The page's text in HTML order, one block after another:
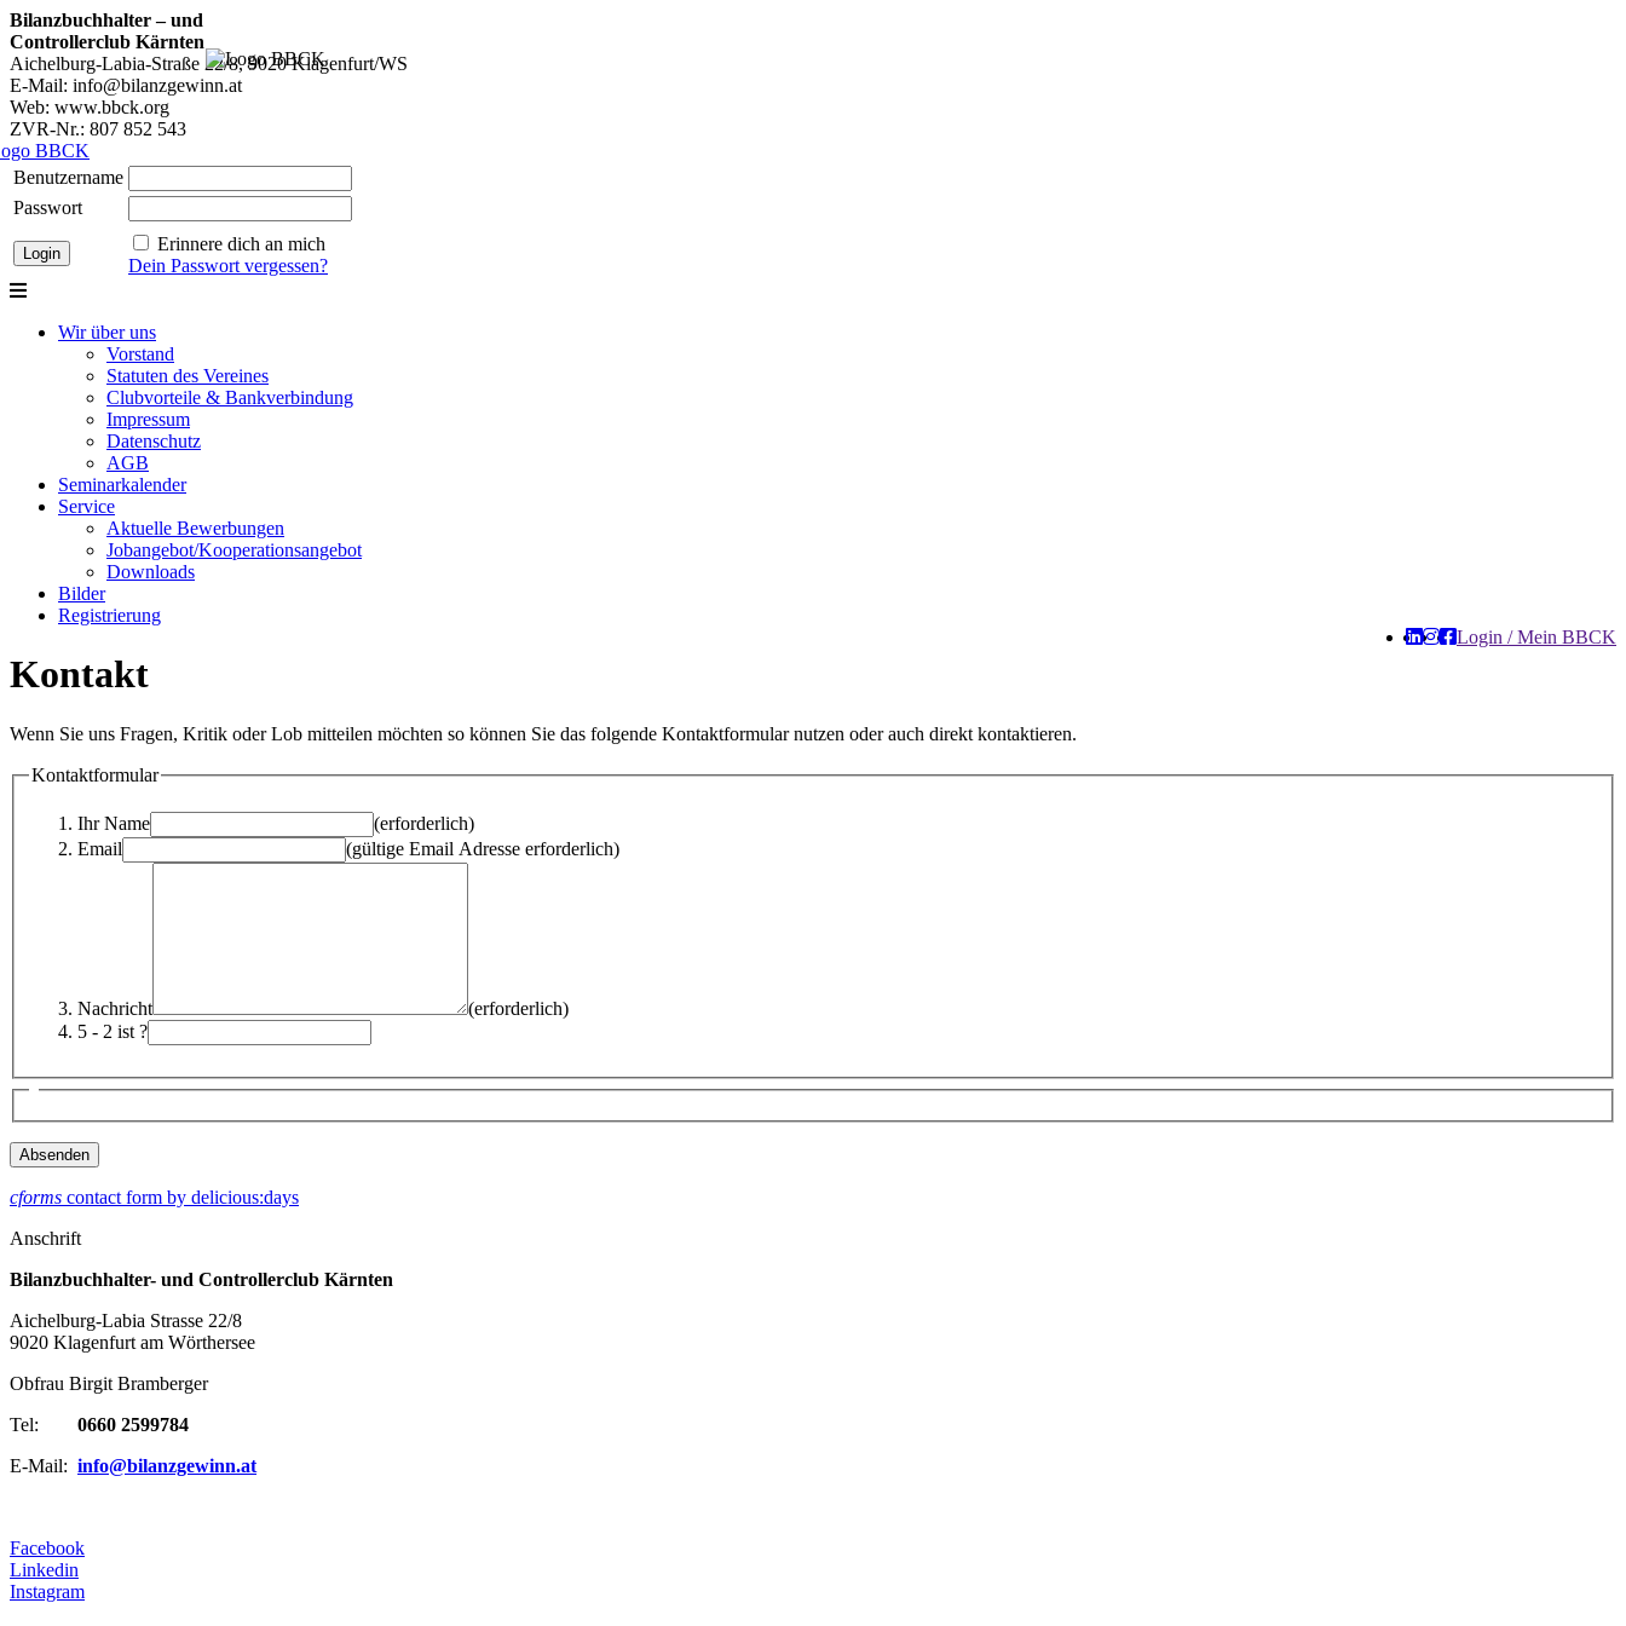
Bilanzbuchhalter – und
Controllerclub Kärnten
Aichelburg-Labia-Straße 22/8, 9020 Klagenfurt/WS
E-Mail: info@bilanzgewinn.at
Web: www.bbck.org
ZVR-Nr.: 807 852 543
Benutzername
Passwort
Erinnere dich an mich
Dein Passwort vergessen?
Wir über uns
Vorstand
Statuten des Vereines
Clubvorteile & Bankverbindung
Impressum
Datenschutz
AGB
Seminarkalender
Service
Aktuelle Bewerbungen
Jobangebot/Kooperationsangebot
Downloads
Bilder
Registrierung
Login / Mein BBCK
Kontakt
Wenn Sie uns Fragen, Kritik oder Lob mitteilen möchten so können Sie das folgende Kontaktformular nutzen oder auch direkt kontaktieren.
Kontaktformular
Ihr Name
(erforderlich)
Email
(gültige Email Adresse erforderlich)
Nachricht
(erforderlich)
5 - 2 ist ?
cforms contact form by delicious:days
Anschrift
Bilanzbuchhalter- und Controllerclub Kärnten
Aichelburg-Labia Strasse 22/8
9020 Klagenfurt am Wörthersee
Obfrau Birgit Bramberger
Tel: 0660 2599784
E-Mail: info@bilanzgewinn.at
Facebook
Linkedin
Instagram